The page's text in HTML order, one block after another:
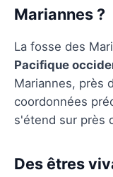
Mariannes ?
La fosse des
Pacifique
Mariannes, près
coordonnées
s'étend sur près
Des êtres